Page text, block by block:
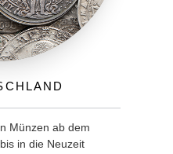
Münzen ab dem
in die Neuzeit